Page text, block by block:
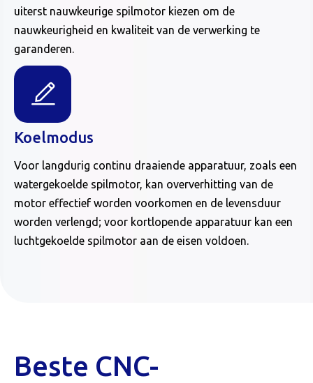
uiterst nauwkeurige spilmotor kiezen om de
nauwkeurigheid en kwaliteit van de verwerking te
garanderen.
Koelmodus
Voor langdurig continu draaiende apparatuur, zoals een
watergekoelde spilmotor, kan oververhitting van de
motor effectief worden voorkomen en de levensduur
worden verlengd; voor kortlopende apparatuur kan een
luchtgekoelde spilmotor aan de eisen voldoen.
Beste CNC-